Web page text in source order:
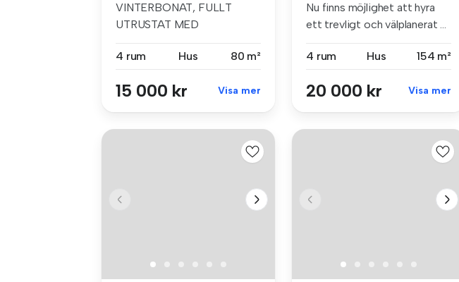
VINTERBONAT, FULLT
UTRUSTAT MED
I...
4 rum Hus 80 m²
15 000 kr Visa mer
Nu finns möjlighet att hyra
ett trevligt och välplanerat ...
4 rum Hus 154 m²
20 000 kr Visa mer